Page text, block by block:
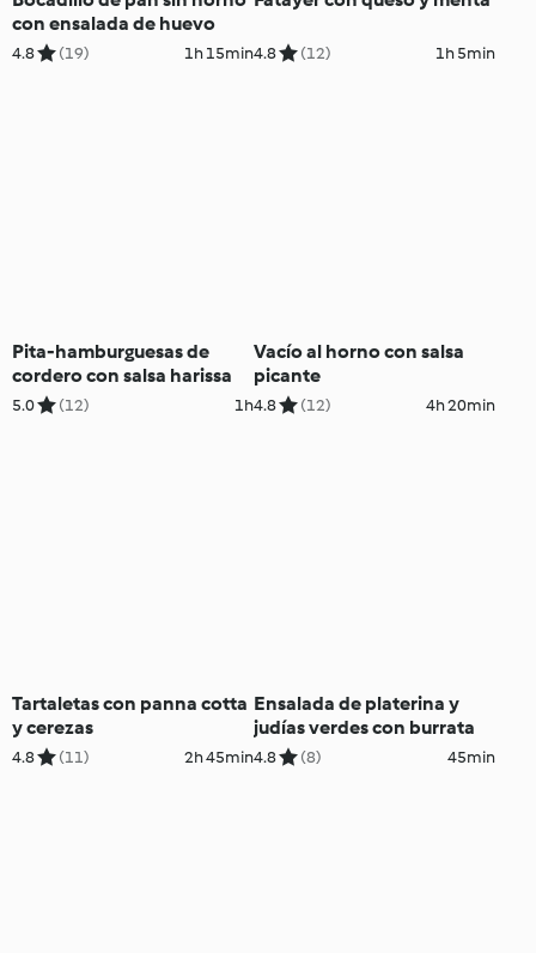
con ensalada de huevo
4.8 (19) 1h 15min4.8 (12) 1h 5min
Pita-hamburguesas de
cordero con salsa harissa
5.0 (12) 1h
Vacío al horno con salsa
picante
4.8 (12) 4h 20min
Tartaletas con panna cotta
y cerezas
4.8 (11) 2h 45min
Ensalada de platerina y
judías verdes con burrata
4.8 (8) 45min